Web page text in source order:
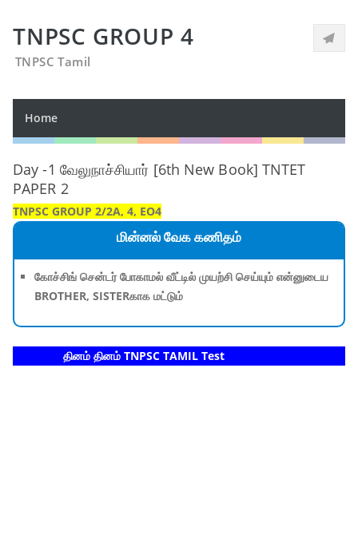
TNPSC GROUP 4
TNPSC Tamil
Home
Day -1 வேலுநாச்சியார் [6th New Book] TNTET
PAPER 2
TNPSC GROUP 2/2A, 4, EO4
மின்னல் வேக கணிதம்
கோச்சிங் சென்டர் போகாமல் வீட்டில் முயற்சி செய்யும் என்னுடைய
BROTHER, SISTERகாக மட்டும்
தினம் தினம் TNPSC TAMIL Test